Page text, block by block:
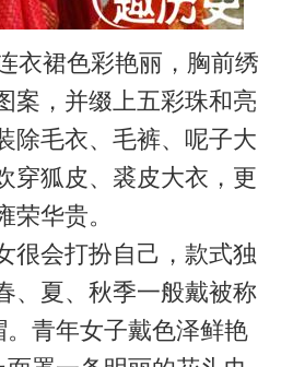
衣裙色彩艳丽，胸前绣
案，并缀上五彩珠和亮
除毛衣、毛裤、呢子大
穿狐皮、裘皮大衣，更
荣华贵。
会打扮自己，款式独
、夏、秋季一般戴被称
。青年女子戴色泽鲜艳